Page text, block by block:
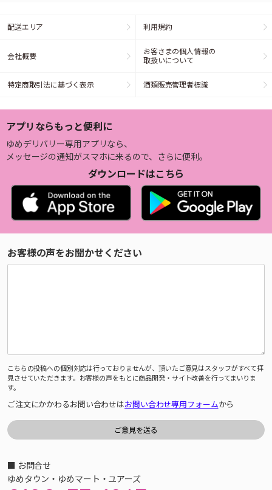
配送エリア 利用規約
会社概要
お客さまの個人情報の
取扱いについて
特定商取引法に基づく表示 酒類販売管理者標識
アプリならもっと便利に
ゆめデリバリー専用アプリなら、
メッセージの通知がスマホに来るので、さらに便利。
ダウンロードはこちら
お客様の声をお聞かせください
こちらの投稿への個別対応は行っておりませんが、頂いたご意見はスタッフがすべて拝
見させていただきます。お客様の声をもとに商品開発・サイト改善を行ってまいりま
す。
ご注文にかかわるお問い合わせはお問い合わせ専用フォームから
■ お問合せ
ゆめタウン・ゆめマート・ユアーズ